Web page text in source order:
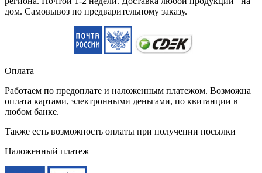
дом. Самовывоз по предварительному заказу.
Оплата
Работаем по предоплате и наложенным платежом. Возможна
оплата картами, электронными деньгами, по квитанции в
любом банке.
Также есть возможность оплаты при получении посылки
Наложенный платеж